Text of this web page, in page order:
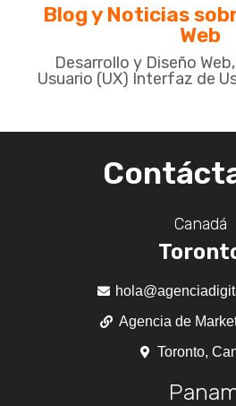
Blog y Noticias
Web
Desarrollo y Diseño
Usuario (UX) Interfaz de
Canadá
Agencia de
Toronto,